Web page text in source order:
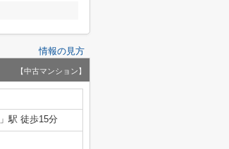
情報の見方
【中古マンション】
」駅 徒歩15分